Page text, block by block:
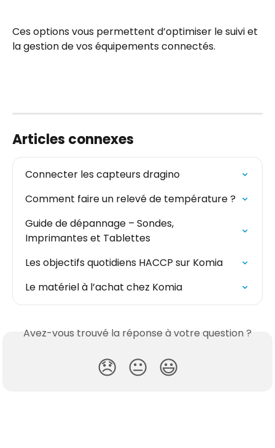
Ces options vous permettent d’optimiser le suivi et
la gestion de vos équipements connectés.
Articles connexes
Connecter les capteurs dragino
Comment faire un relevé de température ?
Guide de dépannage – Sondes,
Imprimantes et Tablettes
Les objectifs quotidiens HACCP sur Komia
Le matériel à l’achat chez Komia
Avez-vous trouvé la réponse à votre question ?
😞 😐 😃